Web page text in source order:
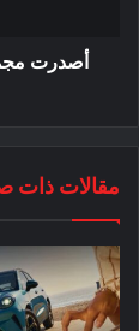
لكن المثير
على الرغم من
مقالات ذات